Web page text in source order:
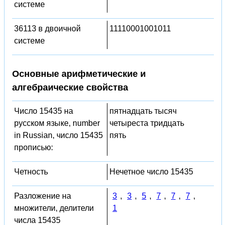
системе
36113 в двоичной
системе
11110001001011
Основные арифметические и
алгебраические свойства
Число 15435 на
русском языке, number
in Russian, число 15435
прописью:
пятнадцать тысяч
четыреста тридцать
пять
Четность Нечетное число 15435
Разложение на
множители, делители
числа 15435
3 , 3 , 5 , 7 , 7 , 7 ,
1